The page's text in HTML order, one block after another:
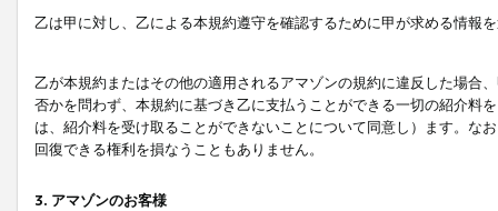
乙は甲に対し、乙による本規約遵守を確認するために甲が求める情報
乙が本規約またはその他の適用されるアマゾンの規約に違反した場合
否かを問わず、本規約に基づき乙に支払うことができる一切の紹介料
は、紹介料を受け取ることができないことについて同意し）ます。な
回復できる権利を損なうこともありません。
3. アマゾンのお客様